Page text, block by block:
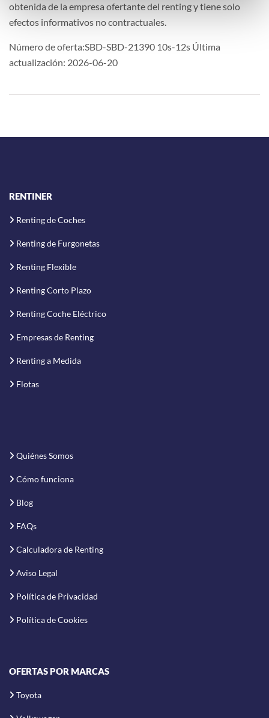
obtenida de la empresa ofertante del renting y tiene solo
efectos informativos no contractuales.
Número de oferta:SBD-SBD-21390 10s-12s Última
actualización: 2026-06-20
RENTINER
Renting de Coches
Renting de Furgonetas
Renting Flexible
Renting Corto Plazo
Renting Coche Eléctrico
Empresas de Renting
Renting a Medida
Flotas
Quiénes Somos
Cómo funciona
Blog
FAQs
Calculadora de Renting
Aviso Legal
Política de Privacidad
Política de Cookies
OFERTAS POR MARCAS
Toyota